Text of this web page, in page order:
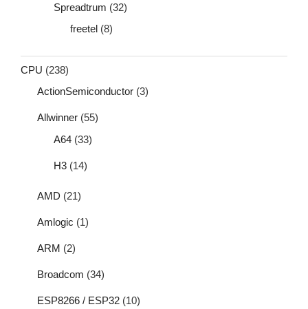
Spreadtrum (32)
freetel (8)
CPU (238)
ActionSemiconductor (3)
Allwinner (55)
A64 (33)
H3 (14)
AMD (21)
Amlogic (1)
ARM (2)
Broadcom (34)
ESP8266 / ESP32 (10)